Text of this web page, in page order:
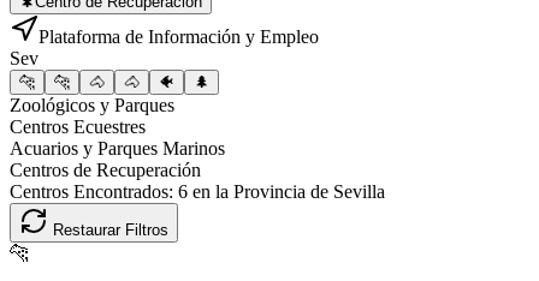
Plataforma de Información y Empleo
Sev
🐆 🐆 🐴 🐴 🐠 🌲
Zoológicos y Parques
Centros Ecuestres
Acuarios y Parques Marinos
Centros de Recuperación
Centros Encontrados: 6 en la Provincia de Sevilla
Restaurar Filtros
🐆